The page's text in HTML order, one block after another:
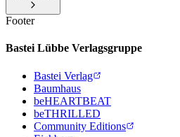
Footer
Bastei Lübbe Verlagsgruppe
Bastei Verlag
Baumhaus
beHEARTBEAT
beTHRILLED
Community Editions